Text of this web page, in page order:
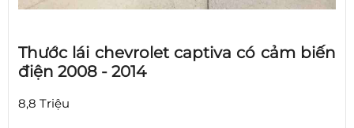
Thước lái chevrolet captiva có cảm biến
điện 2008 - 2014
8,8 Triệu